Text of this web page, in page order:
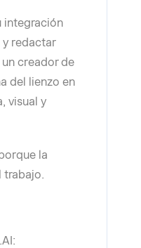
integración
redactar
creador de
del lienzo en
visual y
la
trabajo.